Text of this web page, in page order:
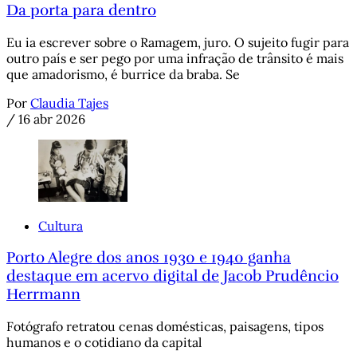
Da porta para dentro
Eu ia escrever sobre o Ramagem, juro. O sujeito fugir para
outro país e ser pego por uma infração de trânsito é mais
que amadorismo, é burrice da braba. Se
Por Claudia Tajes
/ 16 abr 2026
Cultura
Porto Alegre dos anos 1930 e 1940 ganha
destaque em acervo digital de Jacob Prudêncio
Herrmann
Fotógrafo retratou cenas domésticas, paisagens, tipos
humanos e o cotidiano da capital